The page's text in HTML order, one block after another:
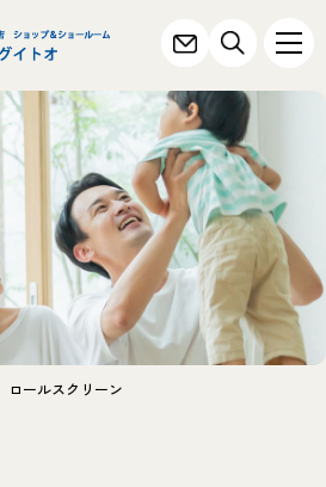
ロールスクリーン